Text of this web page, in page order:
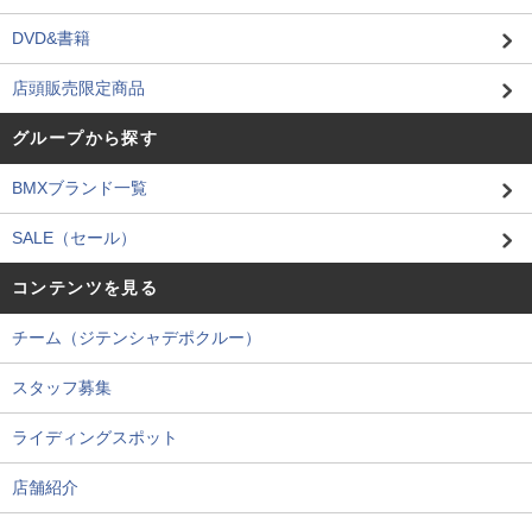
DVD&書籍
店頭販売限定商品
グループから探す
BMXブランド一覧
SALE（セール）
コンテンツを見る
チーム（ジテンシャデポクルー）
スタッフ募集
ライディングスポット
店舗紹介